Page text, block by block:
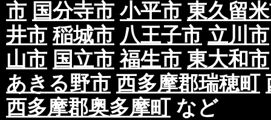
市 国分寺市 小平市 東久留
井市 稲城市 八王子市 立川市
山市 国立市 福生市 東大和市
あきる野市 西多摩郡瑞穂町
西多摩郡奥多摩町など